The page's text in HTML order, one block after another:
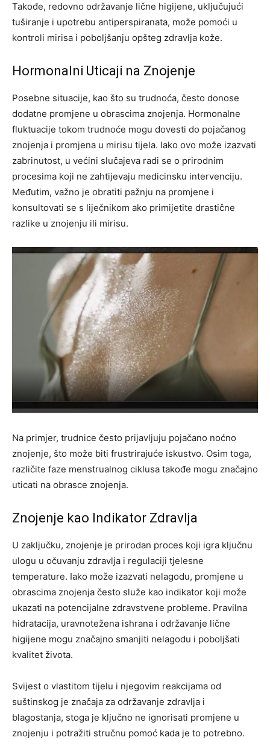
Takođe, redovno održavanje lične higijene, uključujući
tuširanje i upotrebu antiperspiranata, može pomoći u
kontroli mirisa i poboljšanju opšteg zdravlja kože.
Hormonalni Uticaji na Znojenje
Posebne situacije, kao što su trudnoća, često donose
dodatne promjene u obrascima znojenja. Hormonalne
fluktuacije tokom trudnoće mogu dovesti do pojačanog
znojenja i promjena u mirisu tijela. Iako ovo može izazvati
zabrinutost, u većini slučajeva radi se o prirodnim
procesima koji ne zahtijevaju medicinsku intervenciju.
Međutim, važno je obratiti pažnju na promjene i
konsultovati se s liječnikom ako primijetite drastične
razlike u znojenju ili mirisu.
Na primjer, trudnice često prijavljuju pojačano noćno
znojenje, što može biti frustrirajuće iskustvo. Osim toga,
različite faze menstrualnog ciklusa takođe mogu značajno
uticati na obrasce znojenja.
Znojenje kao Indikator Zdravlja
U zaključku, znojenje je prirodan proces koji igra ključnu
ulogu u očuvanju zdravlja i regulaciji tjelesne
temperature. Iako može izazvati nelagodu, promjene u
obrascima znojenja često služe kao indikator koji može
ukazati na potencijalne zdravstvene probleme. Pravilna
hidratacija, uravnotežena ishrana i održavanje lične
higijene mogu značajno smanjiti nelagodu i poboljšati
kvalitet života.
Svijest o vlastitom tijelu i njegovim reakcijama od
suštinskog je značaja za održavanje zdravlja i
blagostanja, stoga je ključno ne ignorisati promjene u
znojenju i potražiti stručnu pomoć kada je to potrebno.